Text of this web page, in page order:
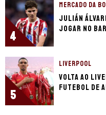
4
MERCADO DA
Julián
jogar no
5
LIVERPOOL
Volta ao
futebol de